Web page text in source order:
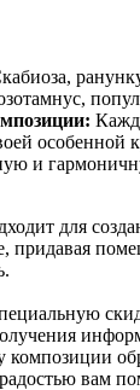
особенной
и
для
придавая
композиции
вам